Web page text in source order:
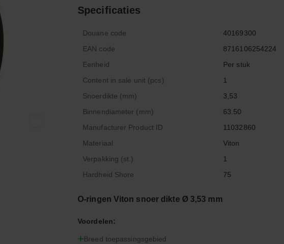
Specificaties
Douane code
40169300
EAN code
8716106254224
Eenheid
Per stuk
Content in sale unit (pcs)
1
Snoerdikte (mm)
3,53
Binnendiameter (mm)
63.50
Manufacturer Product ID
11032860
Materiaal
Viton
Verpakking (st.)
1
Hardheid Shore
75
O-ringen Viton snoer dikte Ø 3,53 mm
Voordelen:
Breed toepassingsgebied